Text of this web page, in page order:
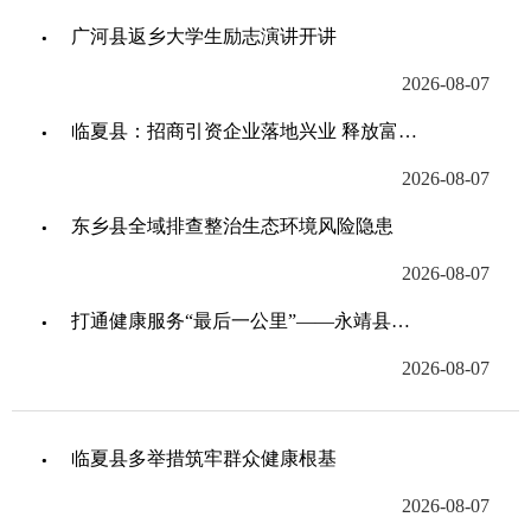
广河县返乡大学生励志演讲开讲
2026-08-07
临夏县：招商引资企业落地兴业 释放富民效能
2026-08-07
东乡县全域排查整治生态环境风险隐患
2026-08-07
打通健康服务“最后一公里”——永靖县开展“百医万户”活动见闻
2026-08-07
临夏县多举措筑牢群众健康根基
2026-08-07